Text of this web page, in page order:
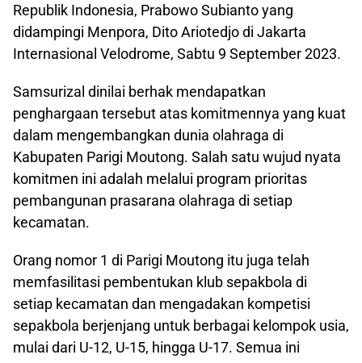
Republik Indonesia, Prabowo Subianto yang
didampingi Menpora, Dito Ariotedjo di Jakarta
Internasional Velodrome, Sabtu 9 September 2023.
Samsurizal dinilai berhak mendapatkan
penghargaan tersebut atas komitmennya yang kuat
dalam mengembangkan dunia olahraga di
Kabupaten Parigi Moutong. Salah satu wujud nyata
komitmen ini adalah melalui program prioritas
pembangunan prasarana olahraga di setiap
kecamatan.
Orang nomor 1 di Parigi Moutong itu juga telah
memfasilitasi pembentukan klub sepakbola di
setiap kecamatan dan mengadakan kompetisi
sepakbola berjenjang untuk berbagai kelompok usia,
mulai dari U-12, U-15, hingga U-17. Semua ini